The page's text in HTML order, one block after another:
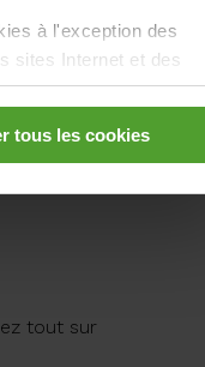
à l'exception des
sites Internet et des
tous les cookies
tout sur